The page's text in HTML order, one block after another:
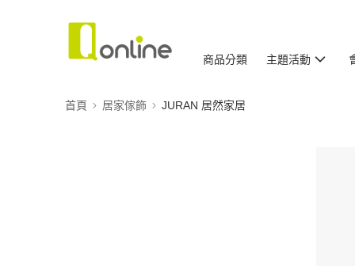
商品分類 主題活動
首頁 居家傢飾 JURAN 居然家居